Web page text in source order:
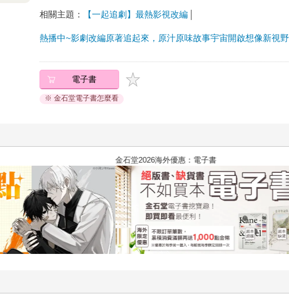
相關主題： 【一起追劇】最熱影視改編
熱播中~影劇改編原著追起來，原汁原味故事宇宙開啟想像新視野
電子書
※ 金石堂電子書怎麼看
2026金石堂暑假漫博〈你好，我吃一點〉第二波